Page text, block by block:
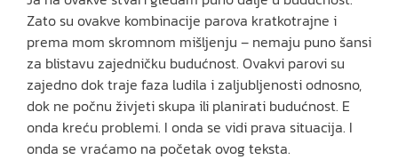
Zato su ovakve kombinacije parova kratkotrajne i
prema mom skromnom mišljenju – nemaju puno šansi
za blistavu zajedničku budućnost. Ovakvi parovi su
zajedno dok traje faza ludila i zaljubljenosti odnosno,
dok ne počnu živjeti skupa ili planirati budućnost. E
onda kreću problemi. I onda se vidi prava situacija. I
onda se vraćamo na početak ovog teksta.